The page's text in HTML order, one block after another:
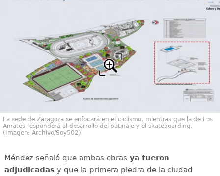
La sede de Zaragoza se enfocará en el ciclismo, mientras que la de Los
Amates responderá al desarrollo del patinaje y el skateboarding.
(Imagen: Archivo/Soy502)
Méndez señaló que ambas obras ya fueron
adjudicadasy que la primera piedra de la ciudad